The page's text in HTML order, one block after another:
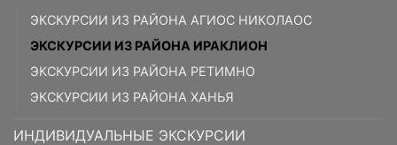
ЭКСКУРСИИ ИЗ РАЙОНА АГИОС НИКОЛАОС
ЭКСКУРСИИ ИЗ РАЙОНА ИРАКЛИОН
ЭКСКУРСИИ ИЗ РАЙОНА РЕТИМНО
ЭКСКУРСИИ ИЗ РАЙОНА ХАНЬЯ
ИНДИВИДУАЛЬНЫЕ ЭКСКУРСИИ